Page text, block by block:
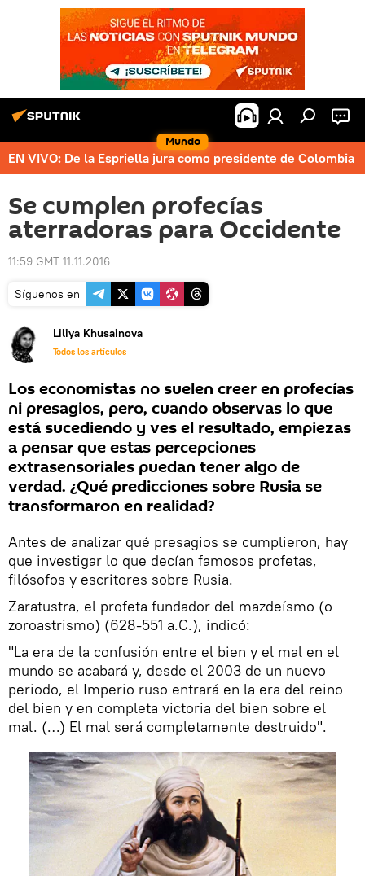
Mundo
EN VIVO: De la Espriella jura como presidente de Colombia
Se cumplen profecías
aterradoras para Occidente
11:59 GMT 11.11.2016
Síguenos en
Liliya Khusainova
Todos los artículos
Los economistas no suelen creer en profecías
ni presagios, pero, cuando observas lo que
está sucediendo y ves el resultado, empiezas
a pensar que estas percepciones
extrasensoriales puedan tener algo de
verdad. ¿Qué predicciones sobre Rusia se
transformaron en realidad?
Antes de analizar qué presagios se cumplieron, hay
que investigar lo que decían famosos profetas,
filósofos y escritores sobre Rusia.
Zaratustra, el profeta fundador del mazdeísmo (o
zoroastrismo) (628-551 a.C.), indicó:
"La era de la confusión entre el bien y el mal en el
mundo se acabará y, desde el 2003 de un nuevo
periodo, el Imperio ruso entrará en la era del reino
del bien y en completa victoria del bien sobre el
mal. (…) El mal será completamente destruido".